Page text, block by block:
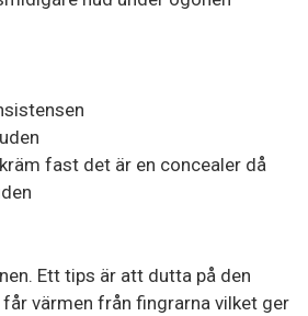
fast det är en concealer då
Ett tips är att dutta på den
värmen från fingrarna vilket ger